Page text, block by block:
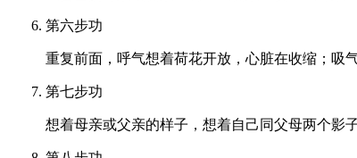
第六步功
重复前面，呼气想着荷花开放，心脏在收缩；吸
第七步功
想着母亲或父亲的样子，想着自己同父母两个影